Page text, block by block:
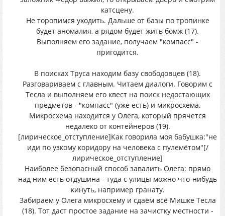
катсцену.
Не торопимся уходить. Дальше от базы по тропинке
будет аномалия, а рядом будет жить бомж (17).
Выполняем его задание, получаем "компасс" -
пригодится.
В поисках Труса находим базу свободовцев (18).
Разговариваем с главным. Читаем диалоги. Говорим с
Тесла и выполняем его квест на поиск недостающих
предметов - "компасс" (уже есть) и микросхема.
Микросхема находится у Олега, который прячется
недалеко от контейнеров (19).
[лирическое_отступление]Как говорила моя бабушка:"не
иди по узкому коридору на человека с пулемётом"[/
лирическое_отступление]
Наиболее безопасный способ завалить Олега: прямо
над ним есть отдушина - туда с улицы можно что-нибудь
кинуть, например гранату.
Забираем у Олега микросхему и сдаём всё Мишке Тесла
(18). Тот даст простое задание на зачистку местности -